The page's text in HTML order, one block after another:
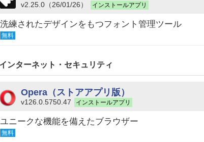
v2.25.0（26/01/26） インストールアプリ
洗練されたデザインをもつフォント管理ツール
無料
インターネット・セキュリティ
Opera（ストアアプリ版）
v126.0.5750.47 インストールアプリ
ユニークな機能を備えたブラウザー
無料